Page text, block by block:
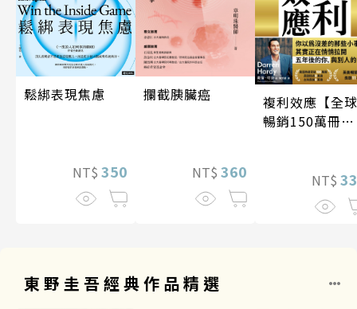
鬆綁表現焦慮
NT$ 350
攔截胰臟癌
NT$ 360
複利效應【全球
暢銷150萬冊・
NT$
東野圭吾經典作品精選